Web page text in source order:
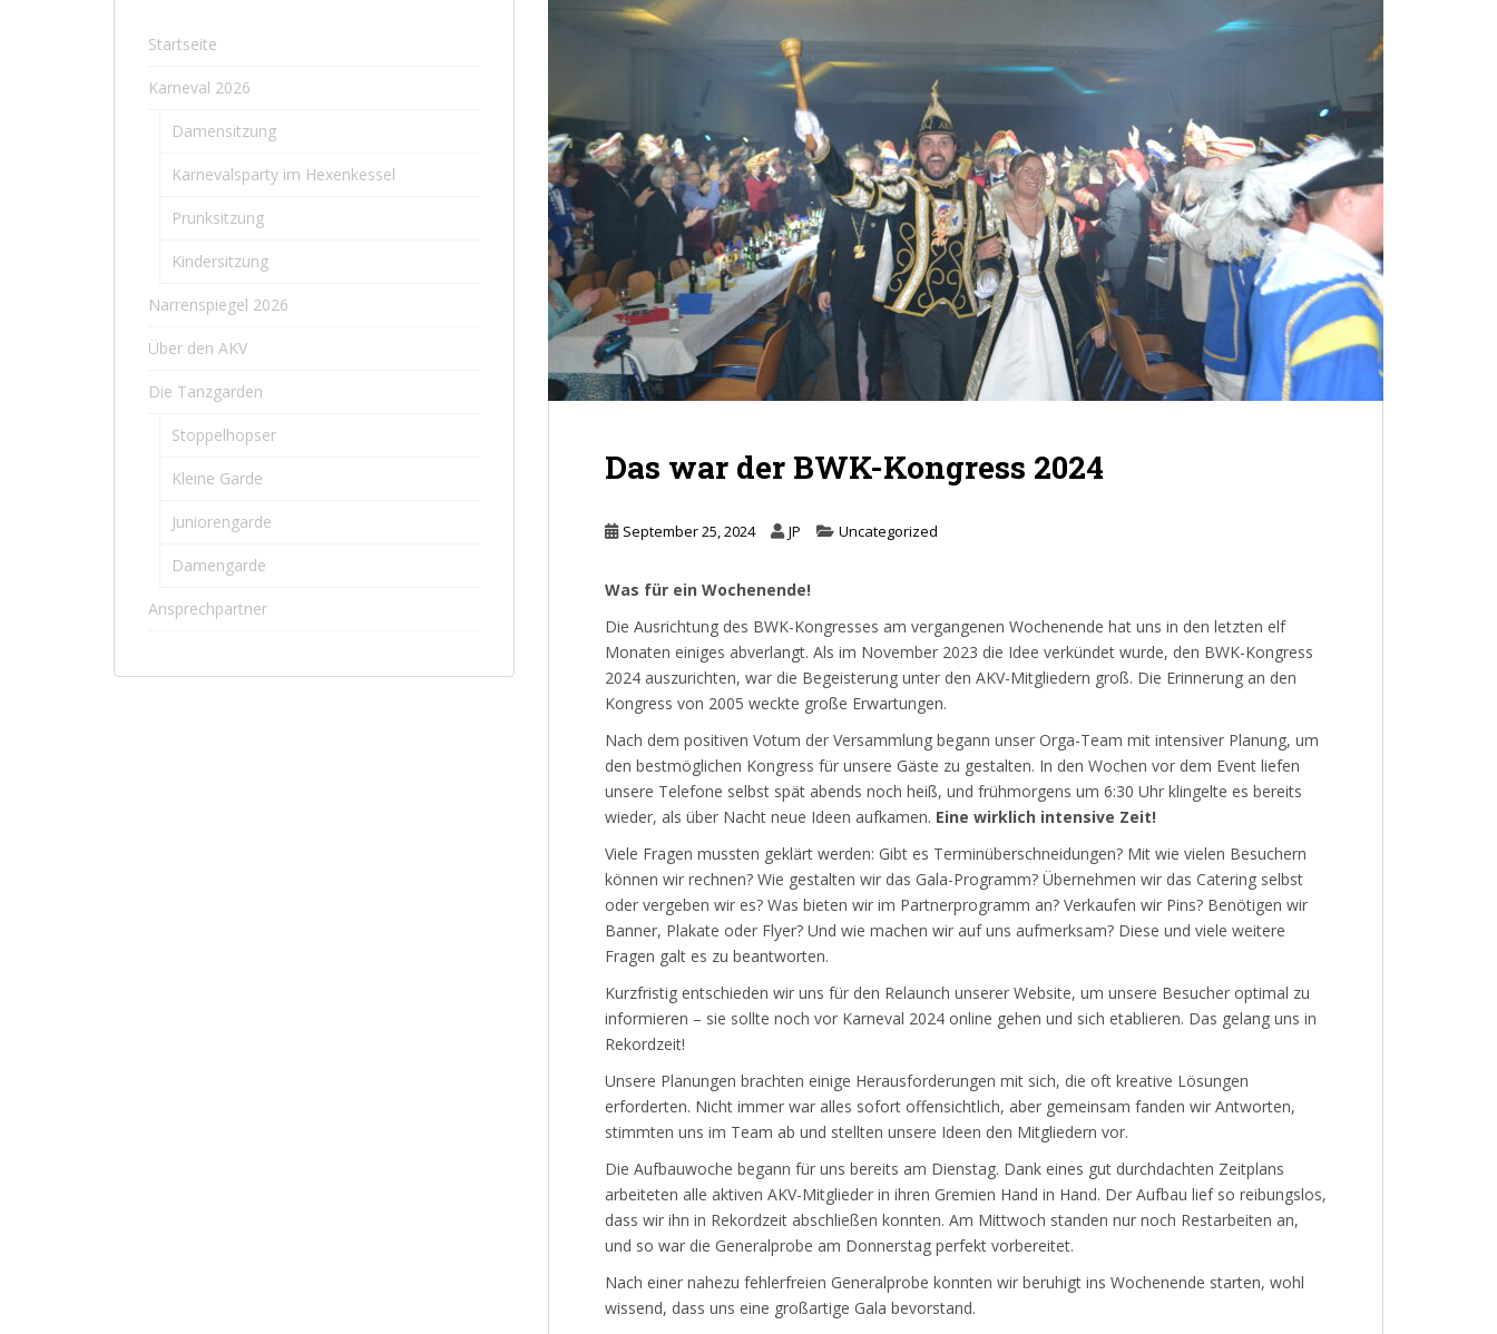
Das war der BWK-Kongress 2024
September 25, 2024 JP Uncategorized
Was für ein Wochenende!
Die Ausrichtung des BWK-Kongresses am vergangenen Wochenende hat uns in den letzten elf
Monaten einiges abverlangt. Als im November 2023 die Idee verkündet wurde, den BWK-Kongress
2024 auszurichten, war die Begeisterung unter den AKV-Mitgliedern groß. Die Erinnerung an den
Kongress von 2005 weckte große Erwartungen.
Nach dem positiven Votum der Versammlung begann unser Orga-Team mit intensiver Planung, um
den bestmöglichen Kongress für unsere Gäste zu gestalten. In den Wochen vor dem Event liefen
unsere Telefone selbst spät abends noch heiß, und frühmorgens um 6:30 Uhr klingelte es bereits
wieder, als über Nacht neue Ideen aufkamen. Eine wirklich intensive Zeit!
Viele Fragen mussten geklärt werden: Gibt es Terminüberschneidungen? Mit wie vielen Besuchern
können wir rechnen? Wie gestalten wir das Gala-Programm? Übernehmen wir das Catering selbst
oder vergeben wir es? Was bieten wir im Partnerprogramm an? Verkaufen wir Pins? Benötigen wir
Banner, Plakate oder Flyer? Und wie machen wir auf uns aufmerksam? Diese und viele weitere
Fragen galt es zu beantworten.
Kurzfristig entschieden wir uns für den Relaunch unserer Website, um unsere Besucher optimal zu
informieren – sie sollte noch vor Karneval 2024 online gehen und sich etablieren. Das gelang uns in
Rekordzeit!
Unsere Planungen brachten einige Herausforderungen mit sich, die oft kreative Lösungen
erforderten. Nicht immer war alles sofort offensichtlich, aber gemeinsam fanden wir Antworten,
stimmten uns im Team ab und stellten unsere Ideen den Mitgliedern vor.
Die Aufbauwoche begann für uns bereits am Dienstag. Dank eines gut durchdachten Zeitplans
arbeiteten alle aktiven AKV-Mitglieder in ihren Gremien Hand in Hand. Der Aufbau lief so reibungslos,
dass wir ihn in Rekordzeit abschließen konnten. Am Mittwoch standen nur noch Restarbeiten an,
und so war die Generalprobe am Donnerstag perfekt vorbereitet.
Nach einer nahezu fehlerfreien Generalprobe konnten wir beruhigt ins Wochenende starten, wohl
wissend, dass uns eine großartige Gala bevorstand.
Startseite
Karneval 2026
Damensitzung
Karnevalsparty im Hexenkessel
Prunksitzung
Kindersitzung
Narrenspiegel 2026
Über den AKV
Die Tanzgarden
Stoppelhopser
Kleine Garde
Juniorengarde
Damengarde
Ansprechpartner